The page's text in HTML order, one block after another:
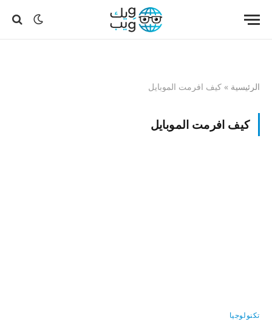
الرئيسية » كيف افرمت الموبايل
كيف افرمت الموبايل
تكنولوجيا